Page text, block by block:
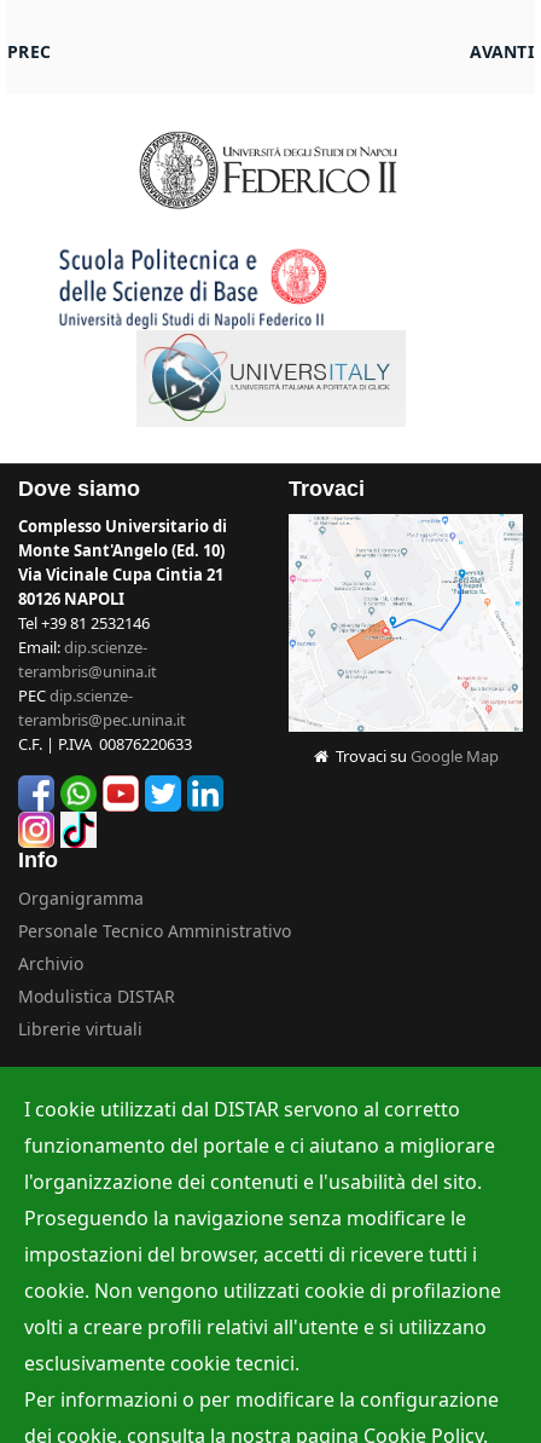
ARTICOLO PRECEDENTE: MISURIAMO IL VAPOR D’ACQUA
PREC AVANTI
Dove siamo
Complesso Universitario di
Monte Sant'Angelo (Ed. 10)
Via Vicinale Cupa Cintia 21
80126 NAPOLI
Tel +39 81 2532146
Email:dip.scienze-
terambris@unina.it
PECdip.scienze-
terambris@pec.unina.it
C.F. | P.IVA 00876220633
Trovaci
Trovaci su Google Map
Info
Organigramma
Personale Tecnico Amministrativo
Archivio
Modulistica DISTAR
Librerie virtuali
Ufficio Contabilità e Bilancio
Ufficio per la Ricerca
Ufficio per la Didattica
Site Map Privacy policy Accessibilità Cookie Policy
Webmaster: Dr. Raffaele Viola
Direttore:Prof. Mariano Parente
I cookie utilizzati dal DISTAR servono al corretto
funzionamento del portale e ci aiutano a migliorare
l'organizzazione dei contenuti e l'usabilità del sito.
Proseguendo la navigazione senza modificare le
impostazioni del browser, accetti di ricevere tutti i
cookie. Non vengono utilizzati cookie di profilazione
volti a creare profili relativi all'utente e si utilizzano
esclusivamente cookie tecnici.
Per informazioni o per modificare la configurazione
dei cookie, consulta la nostra pagina Cookie Policy.